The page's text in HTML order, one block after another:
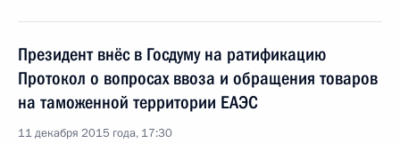
Президент внёс в Госдуму на ратификацию
Протокол о вопросах ввоза и обращения товаров
на таможенной территории ЕАЭС
11 декабря 2015 года, 17:30